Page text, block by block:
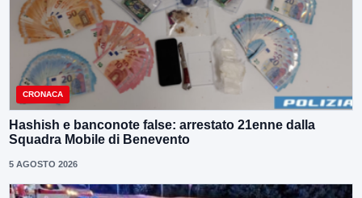
CRONACA
Hashish e banconote false: arrestato 21enne dalla
Squadra Mobile di Benevento
5 AGOSTO 2026